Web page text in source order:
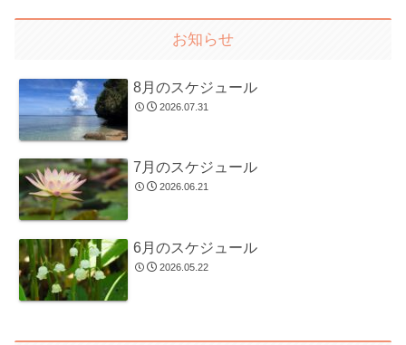
お知らせ
8月のスケジュール
2026.07.31
7月のスケジュール
2026.06.21
6月のスケジュール
2026.05.22